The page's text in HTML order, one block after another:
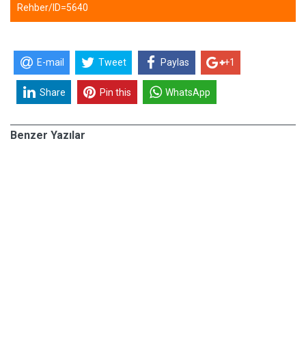
Rehber/ID=5640
E-mail Tweet Paylas +1
Share Pin this WhatsApp
Benzer Yazılar